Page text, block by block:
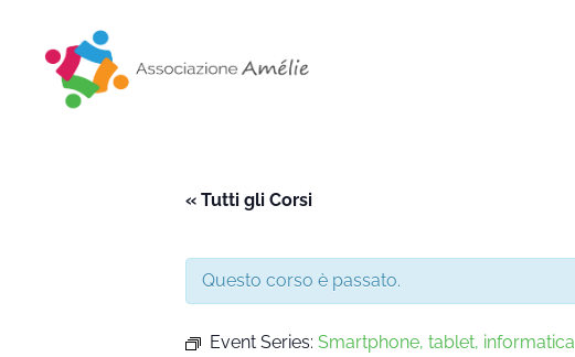
« Tutti gli Corsi
Questo corso è passato.
Event Series: Smartphone, tablet, informatica